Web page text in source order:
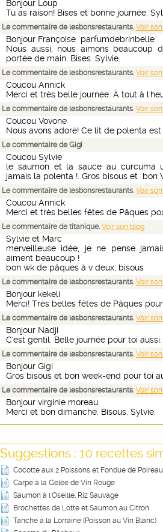
Bonjour Loup
Tu as raison! Bises et bonne journée.
Le commentaire de lesbonsrestaurants. Voir
Bonjour Françoise "parfumdebrinbelle"
Nous aussi, nous aimons beaucoup
portée de main. Bises. Sylvie.
Le commentaire de lesbonsrestaurants. Voir
Coucou Annick
Merci et très belle journée. À tout à
Le commentaire de lesbonsrestaurants. Voir
Coucou Vovone
Nous avons adoré! Ce lit de polenta
Le commentaire de Gigi
Coucou Sylvie
le saumon et la sauce au curcuma
jamais la polenta !. Gros bisous et bon
Le commentaire de lesbonsrestaurants. Voir
Coucou Annick
Merci et très belles fêtes de Pâques
Le commentaire de titanique. Voir son blog
Sylvie et Marc
merveilleuse idée, je ne pense
aiment beaucoup !
bon wk de pâques à v deux, bisous
Le commentaire de lesbonsrestaurants. Voir
Bonjour kekeli
Merci! Très belles fêtes de Pâques
Le commentaire de lesbonsrestaurants. Voir
Bonjour Nadji
C'est gentil. Belle journée pour toi
Le commentaire de lesbonsrestaurants. Voir
Bonjour Gigi
Gros bisous et bon week-end pour toi
Le commentaire de lesbonsrestaurants. Voir
Bonjour virginie moreau
Merci et bon dimanche. Bisous. Sylvie.
Suggestions : 10 recettes
Cocotte aux 2 Poissons et Fondue de
Carpe à la Gelée de Vin Rouge
Saumon à l'Oseille, Riz Sauvage
Brochettes de Lotte et Saumon au Citron
Tanche à la Lorraine (Poisson au Vin Blanc)